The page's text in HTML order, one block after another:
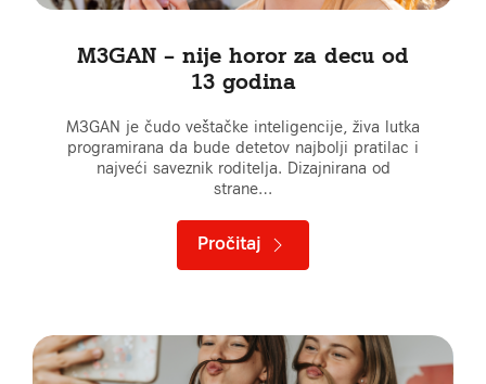
M3GAN – nije horor za decu od
13 godina
M3GAN je čudo veštačke inteligencije, živa lutka
programirana da bude detetov najbolji pratilac i
najveći saveznik roditelja. Dizajnirana od
strane…
Pročitaj